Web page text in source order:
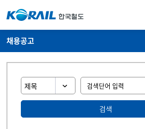
채용공고
검색